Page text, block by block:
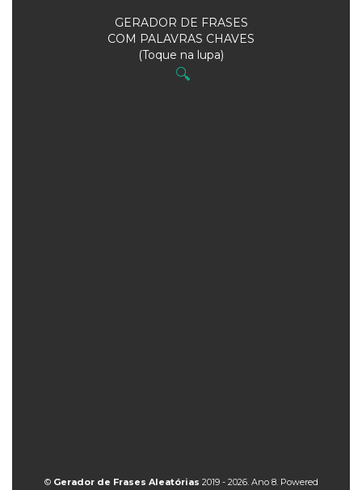
GERADOR DE FRASES
COM PALAVRAS CHAVES
(Toque na lupa)
🔍
© Gerador de Frases Aleatórias 2019 - 2026. Ano 8. Powered